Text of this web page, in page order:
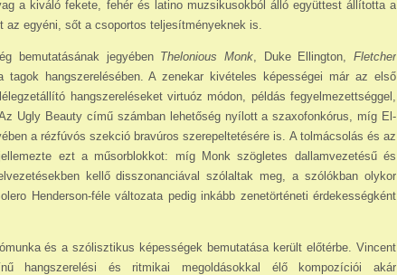
a kiváló fekete, fehér és latino muzsikusokból álló együttest ál­lította a
egyéni, sőt a csoportos teljesít­mé­nyek­nek is.
bemutatásának jegyében Thelonious Monk , Duke Ellington,Fletcher
tagok hangszerelésében. A zenekar kivételes képességei már az első
hangszereléseket virtuóz módon, példás fegyelmezettséggel,
Ugly Beauty című számban lehetőség nyílott a szaxofonkórus, míg El­
a rézfúvós szekció bravúros szerepeltetésére is. A tolmácsolás és az
ezt a műsorblokkot: míg Monk szögletes dallamvezetésű és
kellő disszonanciával szólaltak meg, a szólókban olykor
Henderson-féle változata pedig inkább zenetörténeti érdekességként
és a szólisztikus képességek bemutatása került előtérbe. Vincent
hangszerelési és ritmikai megoldásokkal élő kompozíciói akár